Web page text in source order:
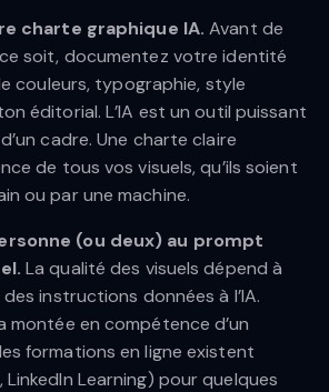
charte graphique IA. Avant de
soit, documentez votre identité
couleurs, typographie, style
éditorial. L’IA est un outil puissant
cadre. Une charte claire
de tous vos visuels, qu’ils soient
ou par une machine.
(ou deux) au prompt
La qualité des visuels dépend à
instructions données à l’IA.
montée en compétence d’un
formations en ligne existent
LinkedIn Learning) pour quelques